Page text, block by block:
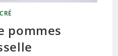
pommes